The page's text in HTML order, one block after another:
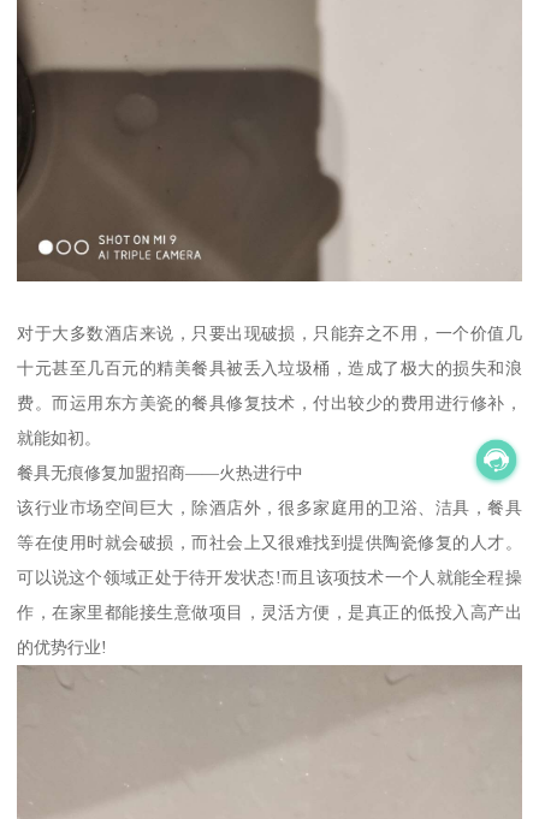
对于大多数酒店来说，只要出现破损，只能弃之不用，一个价值几
十元甚至几百元的精美餐具被丢入垃圾桶，造成了极大的损失和浪
费。而运用东方美瓷的餐具修复技术，付出较少的费用进行修补，
就能如初。
餐具无痕修复加盟招商——火热进行中
该行业市场空间巨大，除酒店外，很多家庭用的卫浴、洁具，餐具
等在使用时就会破损，而社会上又很难找到提供陶瓷修复的人才。
可以说这个领域正处于待开发状态!而且该项技术一个人就能全程操
作，在家里都能接生意做项目，灵活方便，是真正的低投入高产出
的优势行业!